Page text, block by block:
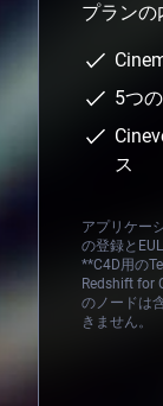
プランの
5つ
ス
アプリケー
の登録と
**C4D用の
Redshift for
のノードは
きません。